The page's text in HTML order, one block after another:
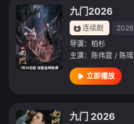
九门2026
连续剧 2026
导演： 柏杉
主演：
陈伟霆 / 陈瑶
立即播放
九门 2026